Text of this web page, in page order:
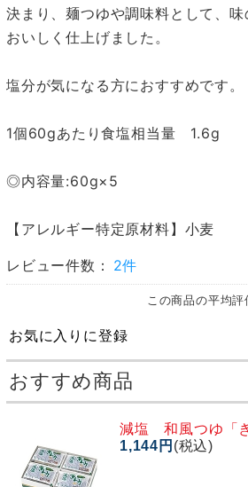
決まり、麺つゆや調味料として、味
おいしく仕上げました。
塩分が気になる方におすすめです。
1個60gあたり食塩相当量 1.6g
◎内容量:60g×5
【アレルギー特定原材料】小麦
レビュー件数： 2件
この商品の平均評
お気に入りに登録
おすすめ商品
減塩 和風つゆ「
1,144円 (税込)